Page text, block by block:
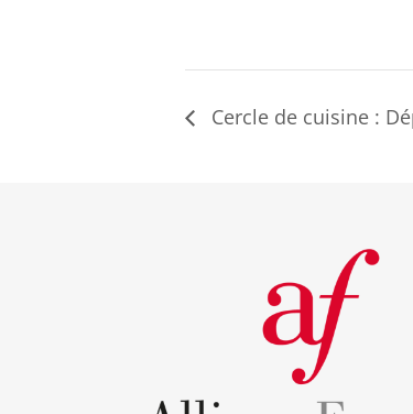
Cercle de cuisine :